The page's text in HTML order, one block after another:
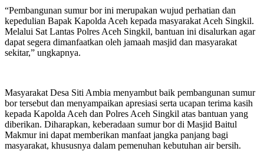
“Pembangunan sumur bor ini merupakan wujud perhatian dan
kepedulian Bapak Kapolda Aceh kepada masyarakat Aceh Singkil.
Melalui Sat Lantas Polres Aceh Singkil, bantuan ini disalurkan agar
dapat segera dimanfaatkan oleh jamaah masjid dan masyarakat
sekitar,” ungkapnya.
Masyarakat Desa Siti Ambia menyambut baik pembangunan sumur
bor tersebut dan menyampaikan apresiasi serta ucapan terima kasih
kepada Kapolda Aceh dan Polres Aceh Singkil atas bantuan yang
diberikan. Diharapkan, keberadaan sumur bor di Masjid Baitul
Makmur ini dapat memberikan manfaat jangka panjang bagi
masyarakat, khususnya dalam pemenuhan kebutuhan air bersih.